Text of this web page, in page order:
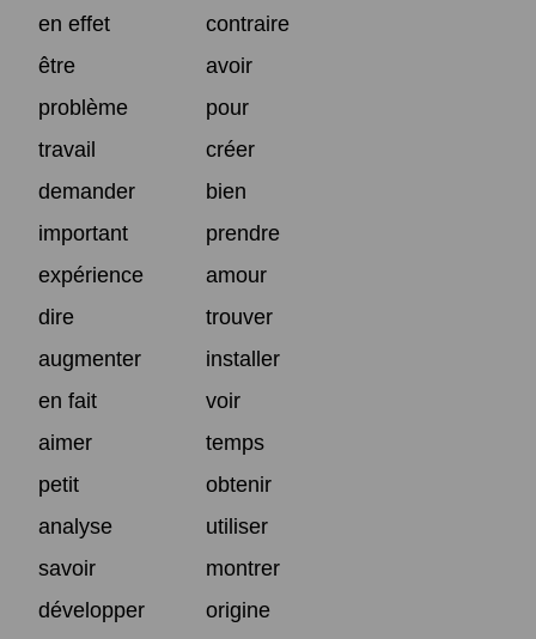
en effet
contraire
être
avoir
problème
pour
travail
créer
demander
bien
important
prendre
expérience
amour
dire
trouver
augmenter
installer
en fait
voir
aimer
temps
petit
obtenir
analyse
utiliser
savoir
montrer
développer
origine